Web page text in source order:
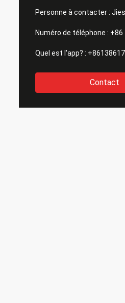
Personne à contacter :
Numéro de téléphone : +86
Quel est l'app? :
Contact